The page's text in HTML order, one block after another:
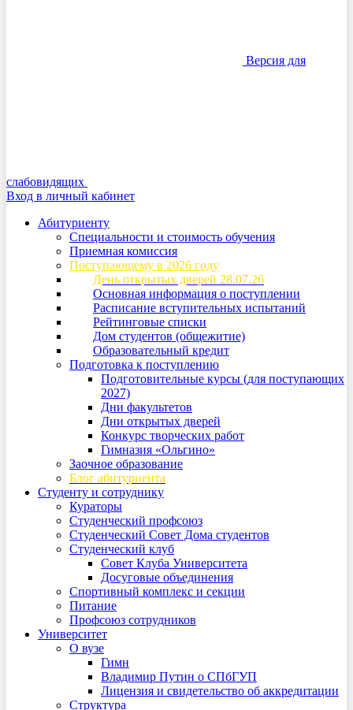
Версия для
слабовидящих
Вход в личный кабинет
Абитуриенту
Специальности и стоимость обучения
Приемная комиссия
Поступающему в 2026 году
День открытых дверей 28.07.26
Основная информация о поступлении
Расписание вступительных испытаний
Рейтинговые списки
Дом студентов (общежитие)
Образовательный кредит
Подготовка к поступлению
Подготовительные курсы (для поступающих
2027)
Дни факультетов
Дни открытых дверей
Конкурс творческих работ
Гимназия «Ольгино»
Заочное образование
Блог абитуриента
Студенту и сотруднику
Кураторы
Студенческий профсоюз
Студенческий Совет Дома студентов
Студенческий клуб
Совет Клуба Университета
Досуговые объединения
Спортивный комплекс и секции
Питание
Профсоюз сотрудников
Университет
О вузе
Гимн
Владимир Путин о СПбГУП
Лицензия и свидетельство об аккредитации
Структура